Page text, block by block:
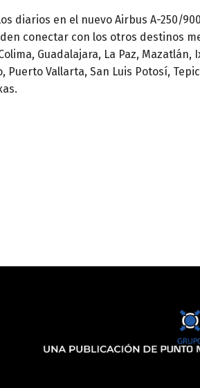
diarios en el nuevo Airbus A-250/
conectar con los otros destinos
Guadalajara, La Paz, Mazatlán,
Vallarta, San Luis Potosí,